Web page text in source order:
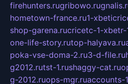
firehunters.rugribowo.ru
hometown-france.ru1-
shop-garena.rucricetc-1-
one-life-story.rutop-halyava.ru
poka-vse-doma-2.ru3-d-file.ru
g2012.rutst-1.rushaggy-cat.ru
g-2012.ruops-mgr.ruaccounts-